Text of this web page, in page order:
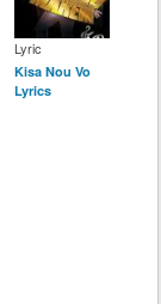
Lyric
Kisa Nou Vo
Lyrics